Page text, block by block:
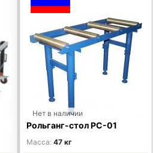
Нет в наличии
Рольганг-стол РС-01
Масса 47 кг